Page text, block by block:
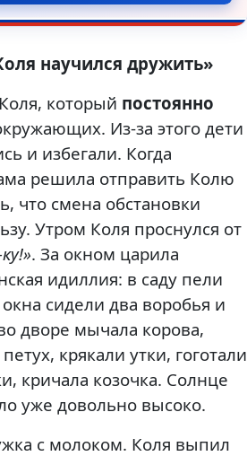
научился дружить»
который постоянно
Из-за этого дети
и избегали. Когда
решила отправить Колю
что смена обстановки
Утром Коля проснулся от
. За окном царила
идиллия: в саду пели
сидели два воробья и
дворе мычала корова,
крякали утки, гоготали
кричала козочка. Солнце
уже довольно высоко.
с молоком. Коля выпил